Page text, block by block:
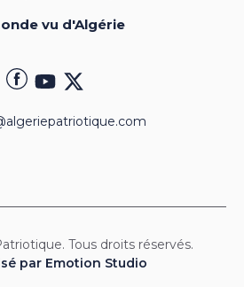
vu d'Algérie
Tous droits réservés.
par Emotion Studio